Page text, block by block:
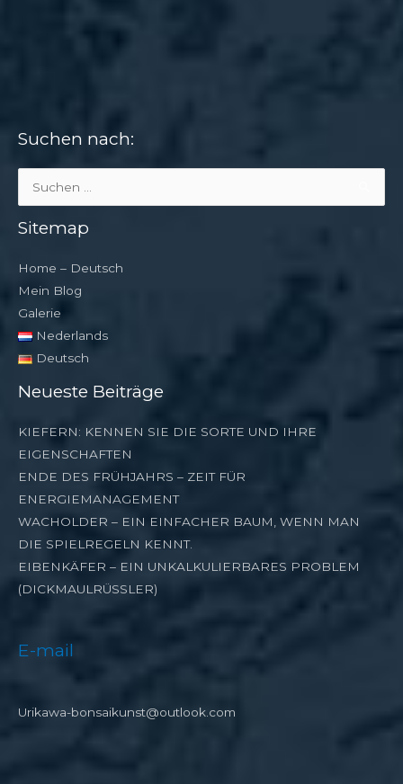
Suchen nach:
Suchen
Sitemap
Home – Deutsch
Mein Blog
Galerie
Nederlands
Deutsch
Neueste Beiträge
KIEFERN: KENNEN SIE DIE SORTE UND IHRE
EIGENSCHAFTEN
ENDE DES FRÜHJAHRS – ZEIT FÜR
ENERGIEMANAGEMENT
WACHOLDER – EIN EINFACHER BAUM, WENN MAN
DIE SPIELREGELN KENNT.
EIBENKÄFER – EIN UNKALKULIERBARES PROBLEM
(DICKMAULRÜSSLER)
E-mail
Urikawa-bonsaikunst@outlook.com